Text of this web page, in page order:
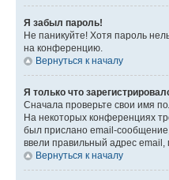
Я забыл пароль!
Не паникуйте! Хотя пароль
на конференцию.
Вернуться к началу
Я только что
Сначала проверьте свои имя
На некоторых конференциях
был прислано email-
ввели правильный адрес email,
Вернуться к началу